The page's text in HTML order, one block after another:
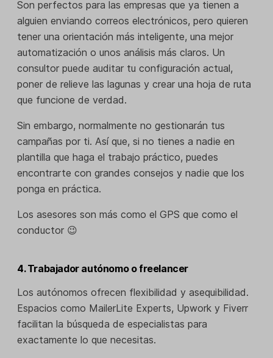
Son perfectos para las empresas que ya tienen a
alguien enviando correos electrónicos, pero quieren
tener una orientación más inteligente, una mejor
automatización o unos análisis más claros. Un
consultor puede auditar tu configuración actual,
poner de relieve las lagunas y crear una hoja de ruta
que funcione de verdad.
Sin embargo, normalmente no gestionarán tus
campañas por ti. Así que, si no tienes a nadie en
plantilla que haga el trabajo práctico, puedes
encontrarte con grandes consejos y nadie que los
ponga en práctica.
Los asesores son más como el GPS que como el
conductor 😉
4. Trabajador autónomo o freelancer
Los autónomos ofrecen flexibilidad y asequibilidad.
Espacios como MailerLite Experts, Upwork y Fiverr
facilitan la búsqueda de especialistas para
exactamente lo que necesitas.